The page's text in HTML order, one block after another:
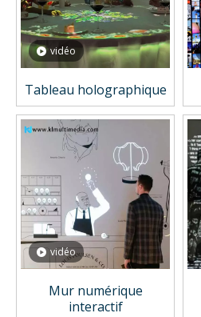
vidéo
Tableau holographique
vidéo
Mur numérique
interactif